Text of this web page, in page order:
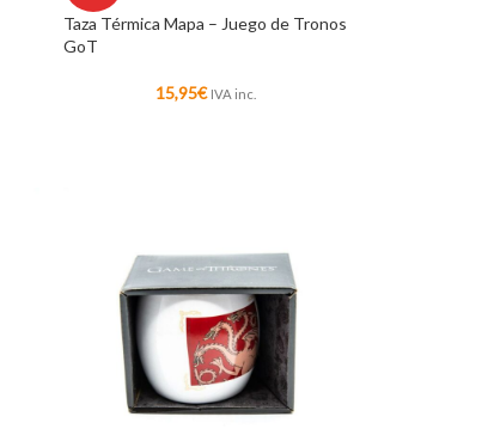
Taza Térmica Mapa – Juego de Tronos
GoT
15,95€ IVA inc.